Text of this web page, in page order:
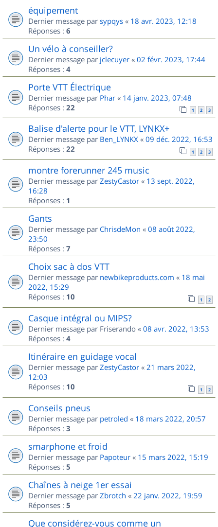
équipement
Dernier message par sypqys « 18 avr. 2023, 12:18
Réponses : 6
Un vélo à conseiller?
Dernier message par jclecuyer « 02 févr. 2023, 17:44
Réponses : 4
Porte VTT Électrique
Dernier message par Phar « 14 janv. 2023, 07:48
Réponses : 22 1 2 3
Balise d'alerte pour le VTT, LYNKX+
Dernier message par Ben_LYNKX « 09 déc. 2022, 16:53
Réponses : 22 1 2 3
montre forerunner 245 music
Dernier message par ZestyCastor « 13 sept. 2022,
16:28
Réponses : 1
Gants
Dernier message par ChrisdeMon « 08 août 2022,
23:50
Réponses : 7
Choix sac à dos VTT
Dernier message par newbikeproducts.com « 18 mai
2022, 15:29
Réponses : 10 1 2
Casque intégral ou MIPS?
Dernier message par Friserando « 08 avr. 2022, 13:53
Réponses : 4
Itinéraire en guidage vocal
Dernier message par ZestyCastor « 21 mars 2022,
12:03
Réponses : 10 1 2
Conseils pneus
Dernier message par petroled « 18 mars 2022, 20:57
Réponses : 3
smarphone et froid
Dernier message par Papoteur « 15 mars 2022, 15:19
Réponses : 5
Chaînes à neige 1er essai
Dernier message par Zbrotch « 22 janv. 2022, 19:59
Réponses : 5
Que considérez-vous comme un